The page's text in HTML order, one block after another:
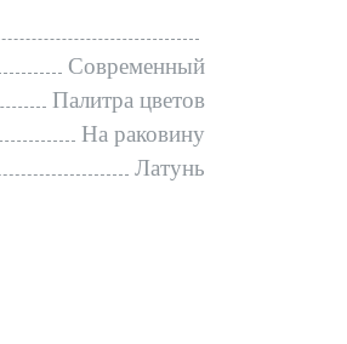
Современный
Палитра цветов
На раковину
Латунь